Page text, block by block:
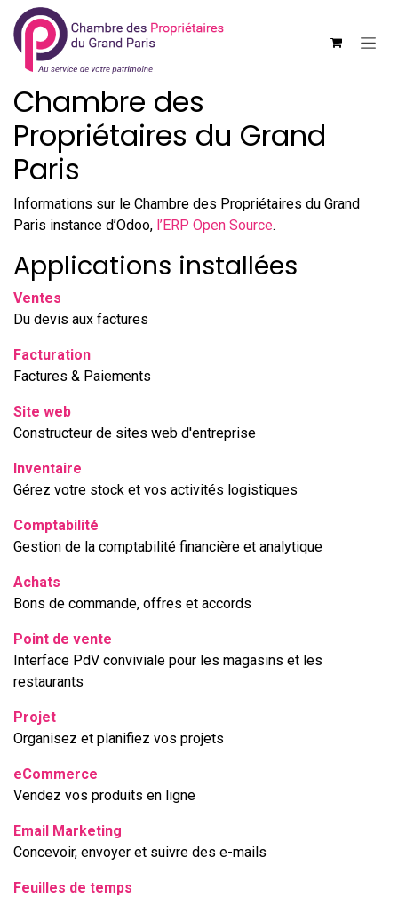
Se rendre au contenu
Chambre des
Propriétaires du Grand
Paris
Informations sur le Chambre des Propriétaires du Grand
Paris instance d’Odoo, l’ERP Open Source.
Applications installées
Ventes
Du devis aux factures
Facturation
Factures & Paiements
Site web
Constructeur de sites web d'entreprise
Inventaire
Gérez votre stock et vos activités logistiques
Comptabilité
Gestion de la comptabilité financière et analytique
Achats
Bons de commande, offres et accords
Point de vente
Interface PdV conviviale pour les magasins et les
restaurants
Projet
Organisez et planifiez vos projets
eCommerce
Vendez vos produits en ligne
Email Marketing
Concevoir, envoyer et suivre des e-mails
Feuilles de temps